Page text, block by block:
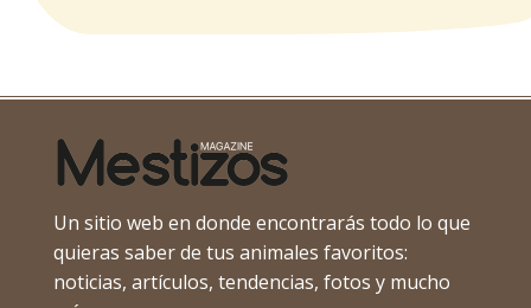
Un sitio web en donde encontrarás todo lo que
quieras saber de tus animales favoritos:
noticias, artículos, tendencias, fotos y mucho